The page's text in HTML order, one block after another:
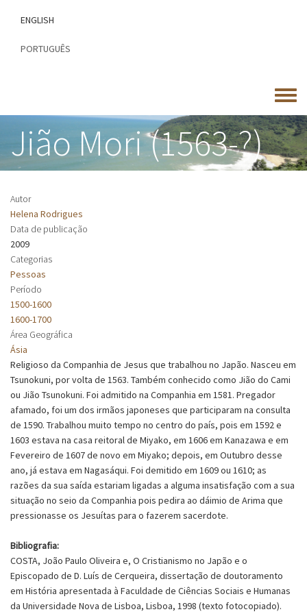
conteúdo
ENGLISH
PORTUGUÊS
Toggle
menu
Jião Mori (1563-?)
Autor
Helena Rodrigues
Data de publicação
2009
Categorias
Pessoas
Período
1500-1600
1600-1700
Área Geográfica
Ásia
Religioso da Companhia de Jesus que trabalhou no Japão. Nasceu em
Tsunokuni, por volta de 1563. Também conhecido como Jião do Cami
ou Jião Tsunokuni. Foi admitido na Companhia em 1581. Pregador
afamado, foi um dos irmãos japoneses que participaram na consulta
de 1590. Trabalhou muito tempo no centro do país, pois em 1592 e
1603 estava na casa reitoral de Miyako, em 1606 em Kanazawa e em
Fevereiro de 1607 de novo em Miyako; depois, em Outubro desse
ano, já estava em Nagasáqui. Foi demitido em 1609 ou 1610; as
razões da sua saída estariam ligadas a alguma insatisfação com a sua
situação no seio da Companhia pois pedira ao dáimio de Arima que
pressionasse os Jesuítas para o fazerem sacerdote.
Bibliografia:
COSTA, João Paulo Oliveira e, O Cristianismo no Japão e o
Episcopado de D. Luís de Cerqueira, dissertação de doutoramento
em História apresentada à Faculdade de Ciências Sociais e Humanas
da Universidade Nova de Lisboa, Lisboa, 1998 (texto fotocopiado).